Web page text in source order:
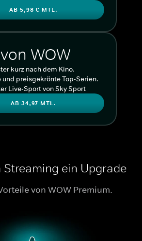
AB 5,98 € MTL.
WOW
kurz nach dem Kino.
und preisgekrönte Top-Serien.
Live-Sport von Sky Sport
AB 34,97 MTL.
Streaming ein Upgrade
von WOW Premium.